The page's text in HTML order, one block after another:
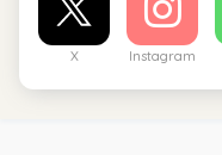
X Instagram